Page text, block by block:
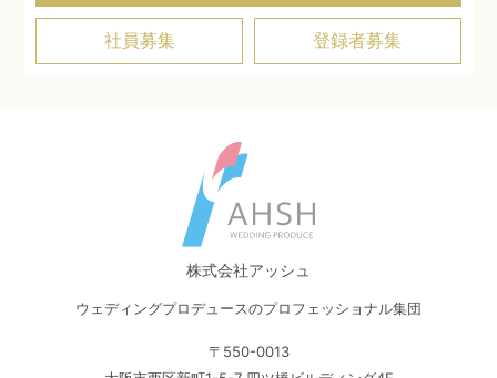
社員募集 登録者募集
株式会社アッシュ
ウェディングプロデュースのプロフェッショナル集団
〒550-0013